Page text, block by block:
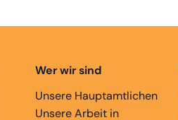
Wer wir sind
Unsere Hauptamtlichen
Unsere Arbeit in